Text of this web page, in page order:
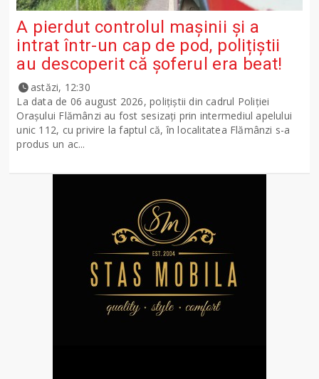
A pierdut controlul mașinii și a
intrat într-un cap de pod, polițiștii
au descoperit că șoferul era beat!
astăzi, 12:30
La data de 06 august 2026, polițiștii din cadrul Poliției
Orașului Flămânzi au fost sesizați prin intermediul apelului
unic 112, cu privire la faptul că, în localitatea Flămânzi s-a
produs un ac...